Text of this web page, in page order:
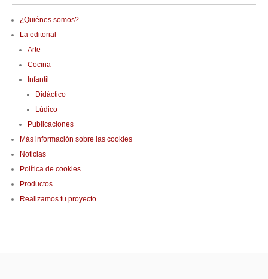
¿Quiénes somos?
La editorial
Arte
Cocina
Infantil
Didáctico
Lúdico
Publicaciones
Más información sobre las cookies
Noticias
Política de cookies
Productos
Realizamos tu proyecto